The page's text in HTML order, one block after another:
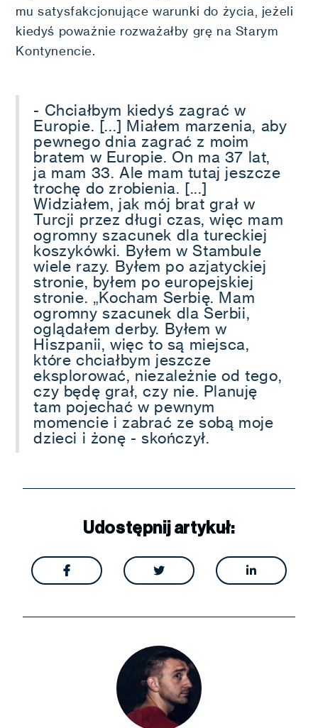
mu satysfakcjonujące warunki do życia, jeżeli
kiedyś poważnie rozważałby grę na Starym
Kontynencie.
- Chciałbym kiedyś zagrać w
Europie. [...] Miałem marzenia, aby
pewnego dnia zagrać z moim
bratem w Europie. On ma 37 lat,
ja mam 33. Ale mam tutaj jeszcze
trochę do zrobienia. [...]
Widziałem, jak mój brat grał w
Turcji przez długi czas, więc mam
ogromny szacunek dla tureckiej
koszykówki. Byłem w Stambule
wiele razy. Byłem po azjatyckiej
stronie, byłem po europejskiej
stronie. „Kocham Serbię. Mam
ogromny szacunek dla Serbii,
oglądałem derby. Byłem w
Hiszpanii, więc to są miejsca,
które chciałbym jeszcze
eksplorować, niezależnie od tego,
czy będę grał, czy nie. Planuję
tam pojechać w pewnym
momencie i zabrać ze sobą moje
dzieci i żonę - skończył.
Udostępnij artykuł:
  